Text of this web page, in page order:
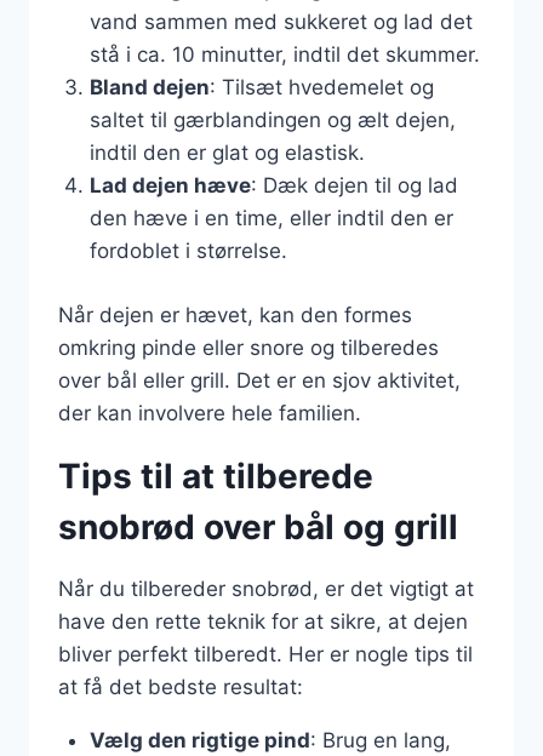
vand sammen med sukkeret og lad det
stå i ca. 10 minutter, indtil det skummer.
Bland dejen: Tilsæt hvedemelet og
saltet til gærblandingen og ælt dejen,
indtil den er glat og elastisk.
Lad dejen hæve: Dæk dejen til og lad
den hæve i en time, eller indtil den er
fordoblet i størrelse.
Når dejen er hævet, kan den formes
omkring pinde eller snore og tilberedes
over bål eller grill. Det er en sjov aktivitet,
der kan involvere hele familien.
Tips til at tilberede
snobrød over bål og grill
Når du tilbereder snobrød, er det vigtigt at
have den rette teknik for at sikre, at dejen
bliver perfekt tilberedt. Her er nogle tips til
at få det bedste resultat:
Vælg den rigtige pind: Brug en lang,